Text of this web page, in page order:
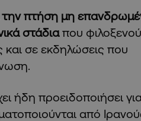
την πτήση μη
στάδιαπου
σε εκδηλώσεις που
ήδη προειδοποιήσει για
από